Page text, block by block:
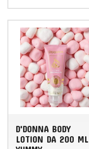
D'DONNA BODY
LOTION DA 200 ML